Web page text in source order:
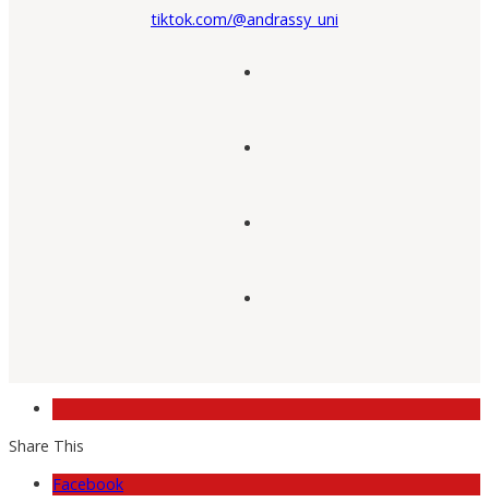
tiktok.com/@andrassy_uni
Share This
Facebook